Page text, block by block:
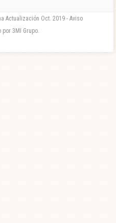
Actualización Oct. 2019 - Aviso
3MI Grupo.